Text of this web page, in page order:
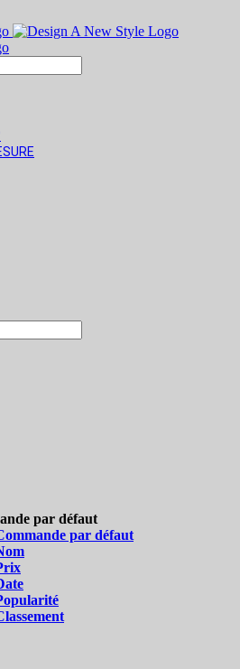
par défaut
par défaut